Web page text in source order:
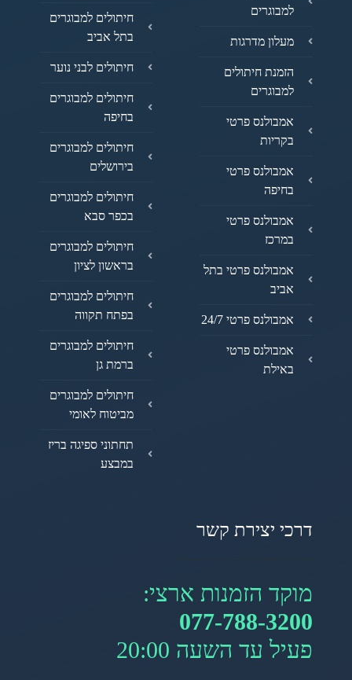
למבוגרים
מעלון מדרגות
הזמנת חיתולים
למבוגרים
אמבולנס פרטי
בקריות
אמבולנס פרטי
בחיפה
אמבולנס פרטי
במרכז
אמבולנס פרטי בתל
אביב
אמבולנס פרטי 24/7
אמבולנס פרטי
באילת
חיתולים למבוגרים
בתל אביב
חיתולים לבני נוער
חיתולים למבוגרים
בחיפה
חיתולים למבוגרים
בירושלים
חיתולים למבוגרים
בכפר סבא
חיתולים למבוגרים
בראשון לציון
חיתולים למבוגרים
בפתח תקווה
חיתולים למבוגרים
ברמת גן
חיתולים למבוגרים
מביטוח לאומי
תחתוני ספיגה בריז
במבצע
דרכי יצירת קשר
מוקד הזמנות ארצי:
077-788-3200
פעיל עד השעה 20:00